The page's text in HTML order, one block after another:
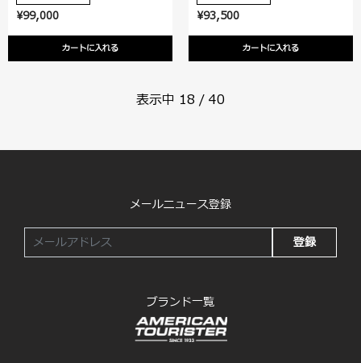
¥99,000
カートに入れる
¥93,500
カートに入れる
表示中 18 / 40
メールニュース登録
登録
ブランド一覧